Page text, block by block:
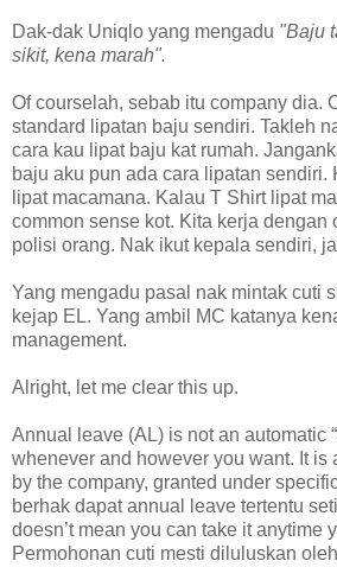
Dak-dak Uniqlo yang mengadu "Baju
sikit, kena marah".
Of courselah, sebab itu company dia.
standard lipatan baju sendiri. Takleh
cara kau lipat baju kat rumah.
baju aku pun ada cara lipatan sendiri.
lipat macamana. Kalau T Shirt lipat
common sense kot. Kita kerja dengan
polisi orang. Nak ikut kepala sendiri,
Yang mengadu pasal nak mintak cuti
kejap EL. Yang ambil MC katanya
management.
Alright, let me clear this up.
Annual leave (AL) is not an automatic
whenever and however you want. It is
by the company, granted under
berhak dapat annual leave tertentu
doesn’t mean you can take it anytime
Permohonan cuti mesti diluluskan